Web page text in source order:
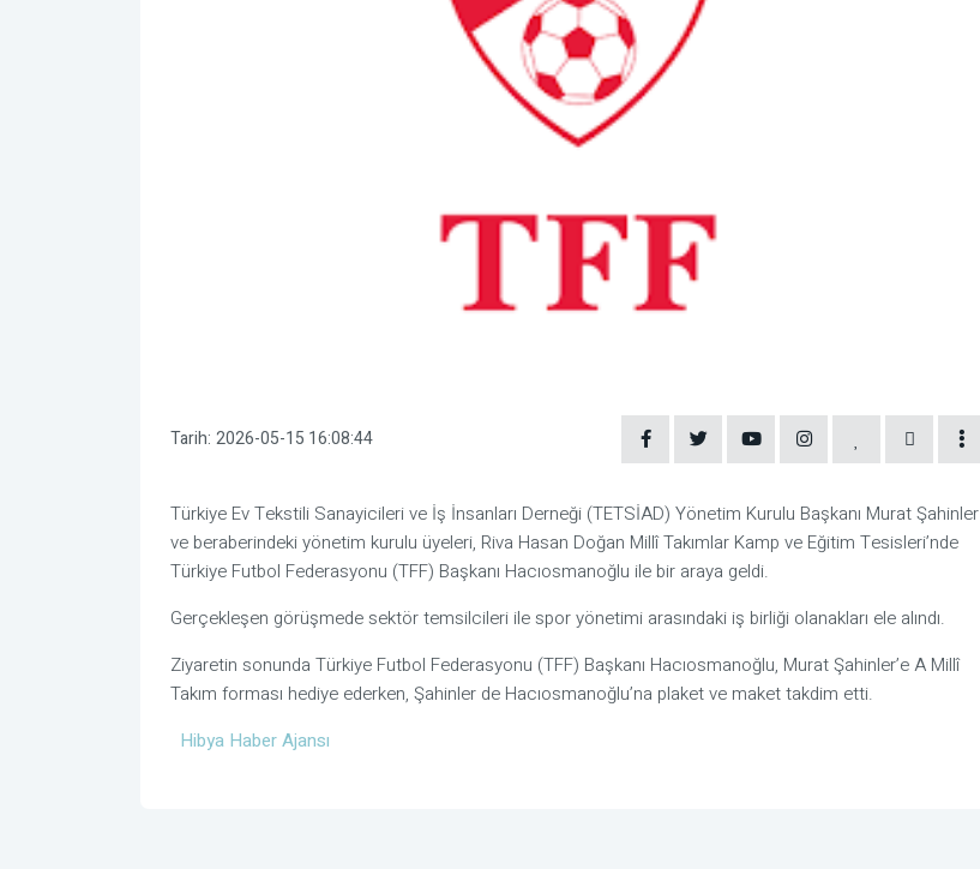
Tarih: 2026-05-15 16:08:44
Türkiye Ev Tekstili Sanayicileri ve İş İnsanları Derneği (TETSİAD) Yönetim Kurulu Başkanı Murat Şahinler
ve beraberindeki yönetim kurulu üyeleri, Riva Hasan Doğan Millî Takımlar Kamp ve Eğitim Tesisleri’nde
Türkiye Futbol Federasyonu (TFF) Başkanı Hacıosmanoğlu ile bir araya geldi.
Gerçekleşen görüşmede sektör temsilcileri ile spor yönetimi arasındaki iş birliği olanakları ele alındı.
Ziyaretin sonunda Türkiye Futbol Federasyonu (TFF) Başkanı Hacıosmanoğlu, Murat Şahinler’e A Millî
Takım forması hediye ederken, Şahinler de Hacıosmanoğlu’na plaket ve maket takdim etti.
Hibya Haber Ajansı